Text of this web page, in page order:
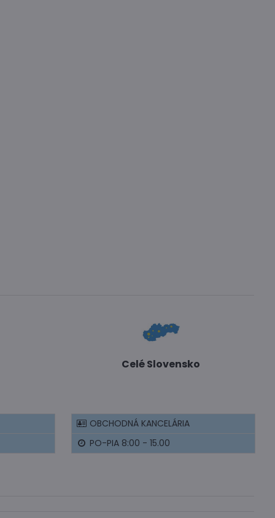
Celé Slovensko
OBCHODNÁ KANCELÁRIA
PO-PIA 8:00 - 15.00